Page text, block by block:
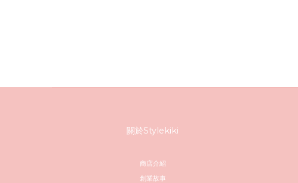
關於Stylekiki
商店介紹
創業故事